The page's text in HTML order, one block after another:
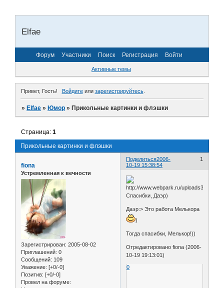
Elfae
Форум Участники Поиск Регистрация Войти
Активные темы
Привет, Гость! Войдитеили зарегистрируйтесь.
»Elfae »Юмор »Прикольные картинки и флэшки
Прикольные картинки и флэшки
Страница:1
Поделиться 1
2006-
10-19 15:38:54
fiona
Устремленная к вечности
Зарегистрирован: 2005-08-02
Приглашений: 0
Сообщений: 109
Уважение: [+0/-0]
Позитив: [+0/-0]
Провел на форуме:
Спасибки, Даэр)
Даэр:> Это работа Мелькора
)
Тогда спасибки, Мелькор!))
Отредактировано fiona (2006-
10-19 19:13:01)
0